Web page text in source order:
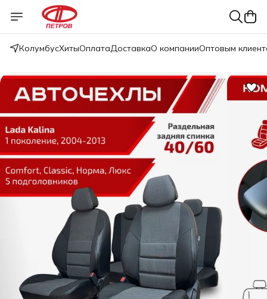
КолумбусХитыОплатаДоставкаО компанииОптовым